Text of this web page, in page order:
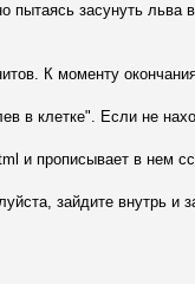
засунуть льва
К моменту
в клетке". Если не
и прописывает в нем
зайдите внутрь и